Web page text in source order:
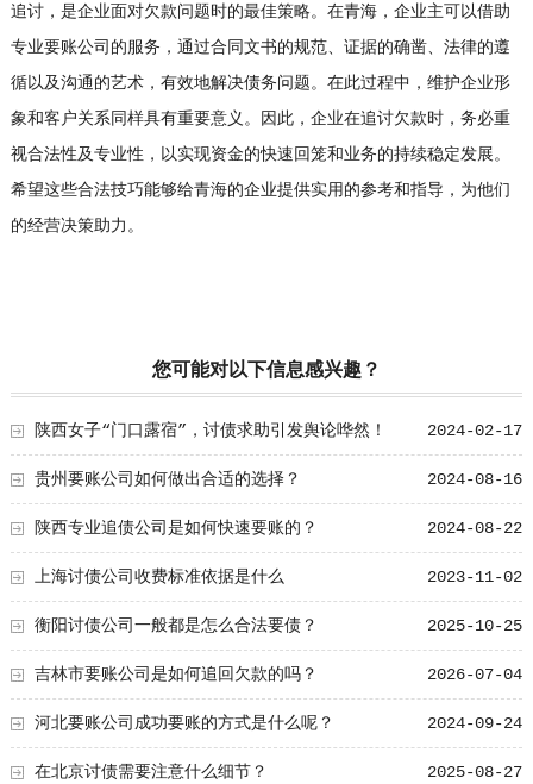
追讨，是企业面对欠款问题时的最佳策略。在青海，企业主可以借助
专业要账公司的服务，通过合同文书的规范、证据的确凿、法律的遵
循以及沟通的艺术，有效地解决债务问题。在此过程中，维护企业形
象和客户关系同样具有重要意义。因此，企业在追讨欠款时，务必重
视合法性及专业性，以实现资金的快速回笼和业务的持续稳定发展。
希望这些合法技巧能够给青海的企业提供实用的参考和指导，为他们
的经营决策助力。
您可能对以下信息感兴趣？
2024-02-17
陕西女子“门口露宿”，讨债求助引发舆论哗然！
2024-08-16
贵州要账公司如何做出合适的选择？
2024-08-22
陕西专业追债公司是如何快速要账的？
2023-11-02
上海讨债公司收费标准依据是什么
2025-10-25
衡阳讨债公司一般都是怎么合法要债？
2026-07-04
吉林市要账公司是如何追回欠款的吗？
2024-09-24
河北要账公司成功要账的方式是什么呢？
2025-08-27
在北京讨债需要注意什么细节？